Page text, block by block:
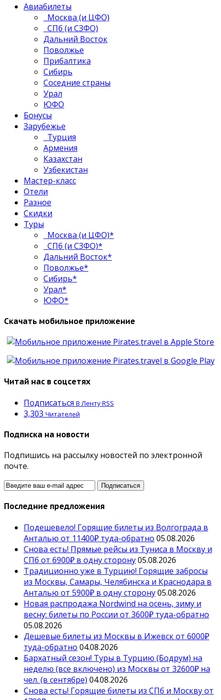
Авиабилеты
Москва (и ЦФО)
СПб (и СЗФО)
Дальний Восток
Поволжье
Прибалтика
Сибирь
Соседние страны
Урал
ЮФО
Бонусы
Зарубежье
Турция
Армения
Казахстан
Узбекистан
Мастер-класс
Отели
Разное
Скидки
Туры
Москва (и ЦФО)*
СПб (и СЗФО)*
Дальний Восток*
Поволжье*
Сибирь*
Урал*
ЮФО*
Скачать мобильное приложение
Читай нас в соцсетях
Подписаться В Ленту RSS
3,303 Читателей
Подписка на новости
Подпишись на рассылку новостей по электронной
почте.
Последние предложения
Подешевело! Горящие билеты из Волгограда в
Анталью от 11400₽ туда-обратно 05.08.2026
Снова есть! Прямые рейсы из Туниса в Москву и
СПб от 6900₽ в одну сторону05.08.2026
Традиционно уже в Турцию! Горящие забросы
из Москвы, Самары, Челябинска и Краснодара в
Анталью от 5900₽ в одну сторону05.08.2026
Новая распродажа Nordwind на осень, зиму и
весну: билеты по России от 3600₽ туда-обратно
05.08.2026
Дешевые билеты из Москвы в Ижевск от 6000₽
туда-обратно 04.08.2026
Бархатный сезон! Туры в Турцию (Бодрум) на
неделю (все включено) из Москвы от 32600₽ на
чел. (в сентябре) 04.08.2026
Снова есть! Горящие билеты из СПб и Москву от